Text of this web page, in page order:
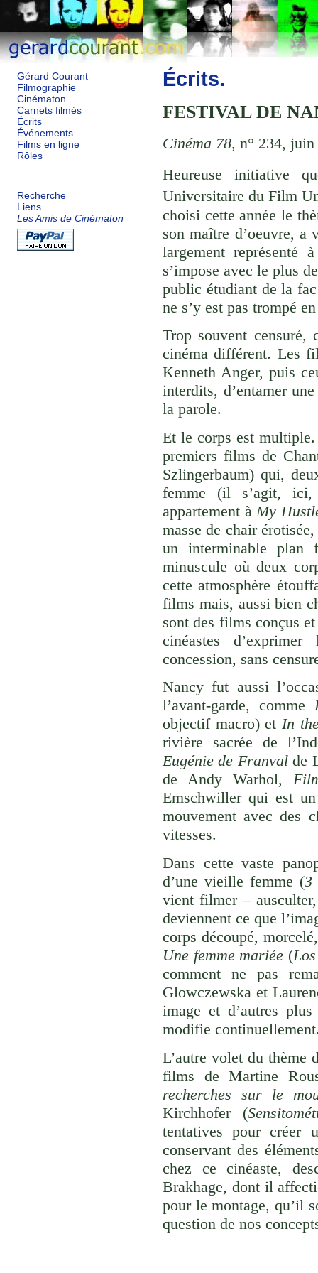
Gérard Courant
Filmographie
Cinématon
Carnets filmés
Écrits
Événements
Films en ligne
Rôles
Recherche
Liens
Les Amis de Cinématon
Écrits.
FESTIVAL DE
Cinéma 78, n° 234,
Heureuse initiative
Universitaire du Film
choisi cette année le
son maître d’oeuvre,
largement représenté
s’impose avec le plus
public étudiant de la
ne s’y est pas trompé
Trop souvent censuré,
cinéma différent. Les
Kenneth Anger, puis
interdits, d’entamer
la parole.
Et le corps est
premiers films de
Szlingerbaum) qui,
femme (il s’agit, ici,
appartement à My
masse de chair
un interminable plan
minuscule où deux
cette atmosphère
films mais, aussi bien
sont des films conçus
cinéastes
concession, sans
Nancy fut aussi
l’avant-garde, comme
objectif macro) et In
rivière sacrée de
Eugénie de Franvalde
de Andy Warhol,
Emschwiller qui est
mouvement avec des
vitesses.
Dans cette vaste
d’une vieille femme (3
vient filmer –
deviennent ce que
corps découpé,
Une femme mariée (
comment ne pas
Glowczewska et
image et d’autres
modifie
L’autre volet du thème
films de Martine
recherches sur le
Kirchhofer (
tentatives pour
conservant des
chez ce cinéaste,
Brakhage, dont il
pour le montage, qu’il
question de nos